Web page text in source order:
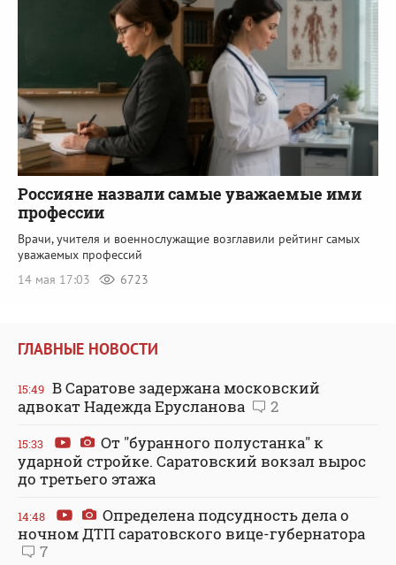
Россияне назвали самые уважаемые ими
профессии
Врачи, учителя и военнослужащие возглавили рейтинг самых
уважаемых профессий
14 мая 17:03
6723
ГЛАВНЫЕ НОВОСТИ
15:49 В Саратове задержана московский
адвокат Надежда Ерусланова
2
15:33
От "буранного полустанка" к
ударной стройке. Саратовский вокзал вырос
до третьего этажа
14:48
Определена подсудность дела о
ночном ДТП саратовского вице-губернатора
7